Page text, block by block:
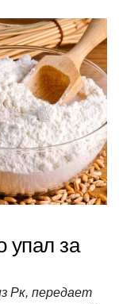
er п
р
а
в
и
т
ь
упал за
Рк, передает